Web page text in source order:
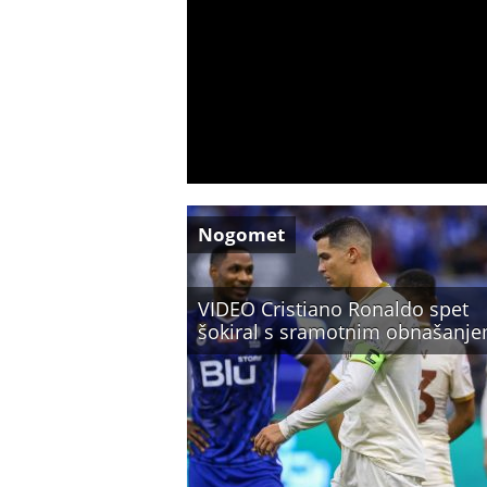
VIDEO Cristiano Ronaldo spet
šokiral s sramotnim
Nogomet